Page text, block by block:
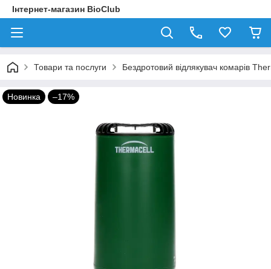
Інтернет-магазин BioClub
Товари та послуги Бездротовий відлякувач комарів
Новинка –17%